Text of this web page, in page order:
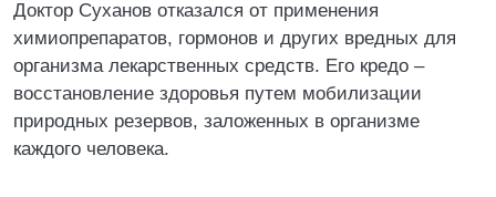
Доктор Суханов отказался от применения
химиопрепаратов, гормонов и других вредных для
организма лекарственных средств. Его кредо –
восстановление здоровья путем мобилизации
природных резервов, заложенных в организме
каждого человека.